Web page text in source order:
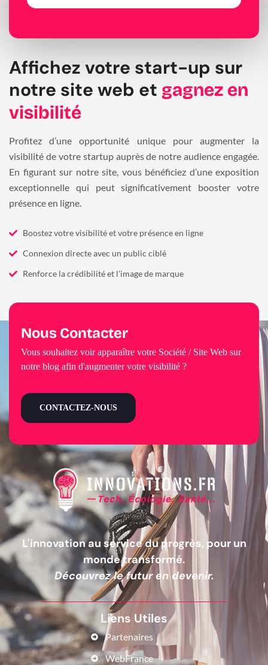
Affichez votre start-up sur
notre site web et gagnez en
visibilité
Profitez d’une opportunité unique pour augmenter la
visibilité de votre startup auprès de notre audience engagée.
En figurant sur notre site, vous bénéficiez d’une exposition
exceptionnelle qui peut significativement booster votre
présence en ligne.
Boostez votre visibilité et votre présence en ligne
Connexion directe avec un public ciblé
Renforce la crédibilité et l'image de marque
L'innovation au service du progrès, pour un
monde transformé.
Découvrez le futur en devenir.
Liens Utiles
Partenaires
WebFrance
Nous Contacter
Vous souhaitez voir apparaître votre Société / Site Web sur
notre blog afin d'augmenter votre visibilité ?
CONTACTEZ-NOUS